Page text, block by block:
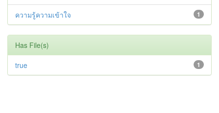
1
ความรู้ความเข้าใจ
Has File(s)
1
true